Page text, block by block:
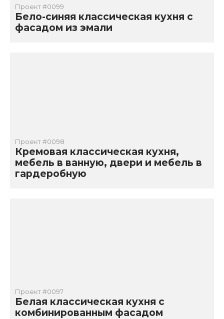
Проект #0099
Бело-синяя классическая кухня с
фасадом из эмали
Проект #0098
Кремовая классическая кухня,
мебель в ванную, двери и мебель в
гардеробную
Проект #0097
Белая классическая кухня с
комбинированным фасадом